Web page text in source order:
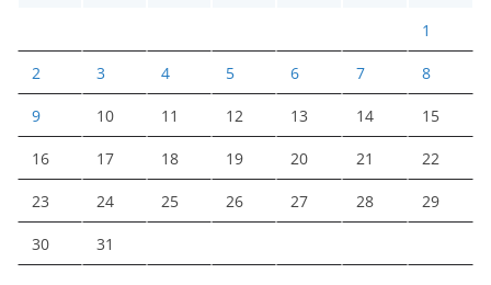
1
2 3 4 5 6 7 8
9 10 11 12 13 14 15
16 17 18 19 20 21 22
23 24 25 26 27 28 29
30 31